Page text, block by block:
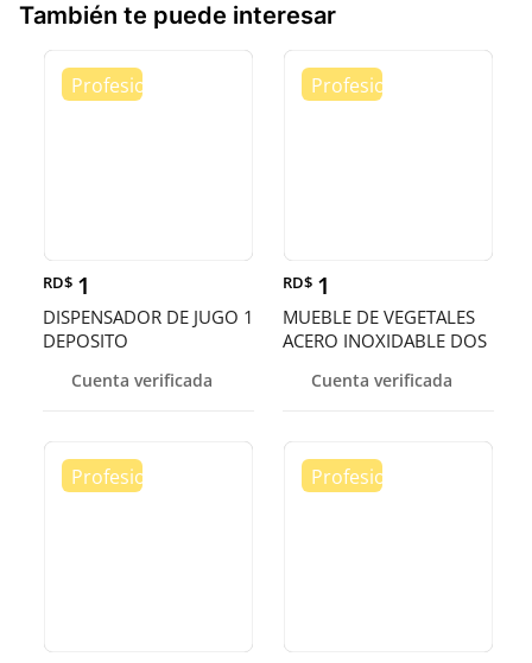
También te puede interesar
RD$ 1
DISPENSADOR DE JUGO 1
DEPOSITO
Cuenta verificada
RD$ 1
MUEBLE DE VEGETALES
ACERO INOXIDABLE DOS
Cuenta verificada